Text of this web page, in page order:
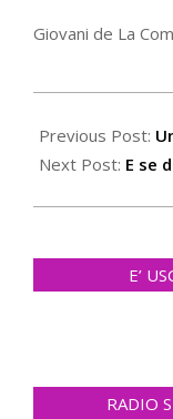
Giovani de La
01-
29
Previous Post:
Next Post: E se
E’
RADIO